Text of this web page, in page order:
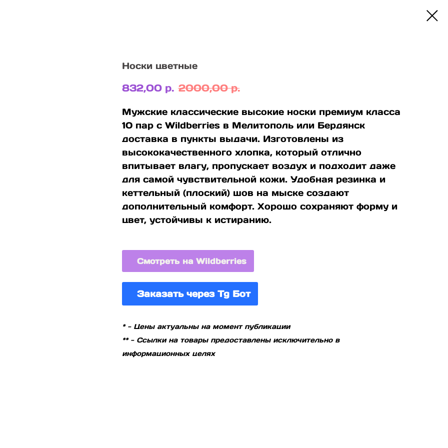
Носки цветные
832,00 р. 2000,00 р.
Мужские классические высокие носки премиум класса
10 пар с Wildberries в Мелитополь или Бердянск
доставка в пункты выдачи. Изготовлены из
высококачественного хлопка, который отлично
впитывает влагу, пропускает воздух и подходит даже
для самой чувствительной кожи. Удобная резинка и
кеттельный (плоский) шов на мыске создают
дополнительный комфорт. Хорошо сохраняют форму и
цвет, устойчивы к истиранию.
Смотреть на Wildberries
Заказать через Tg Бот
* - Цены актуальны на момент публикации
** - Ссылки на товары предоставлены исключительно в
информационных целях